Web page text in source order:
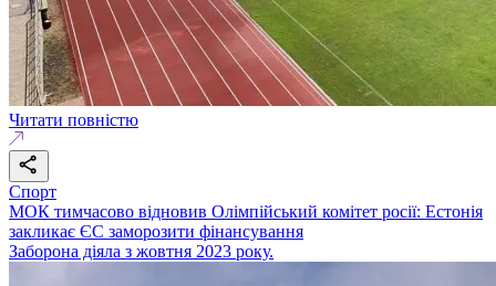
Читати повністю
Спорт
МОК тимчасово відновив Олімпійський комітет росії: Естонія
закликає ЄС заморозити фінансування
Заборона діяла з жовтня 2023 року.